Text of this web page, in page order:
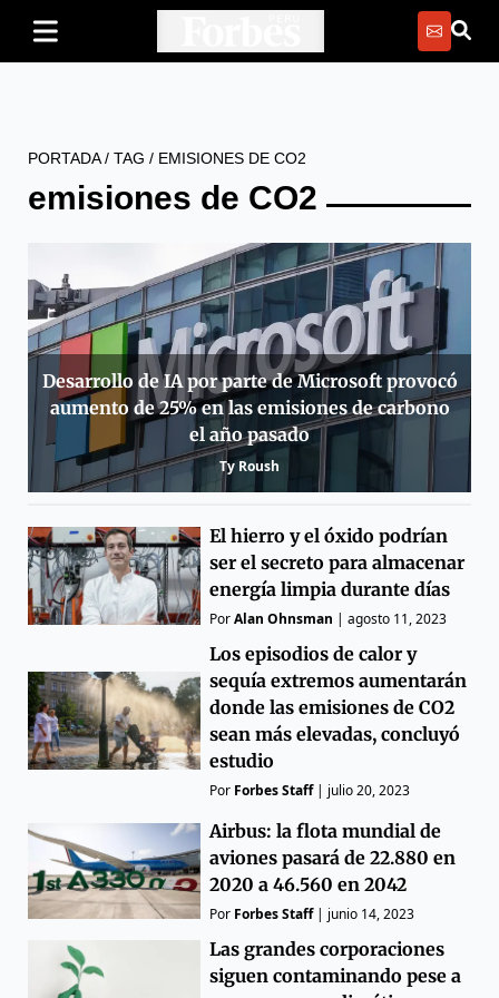
PORTADA/ TAG / EMISIONES DE CO2
emisiones de CO2
Desarrollo de IA por parte de Microsoft provocó
aumento de 25% en las emisiones de carbono
el año pasado
Ty Roush
El hierro y el óxido podrían
ser el secreto para almacenar
energía limpia durante días
PorAlan Ohnsman |agosto 11, 2023
Los episodios de calor y
sequía extremos aumentarán
donde las emisiones de CO2
sean más elevadas, concluyó
estudio
Por Forbes Staff| julio 20, 2023
Airbus: la flota mundial de
aviones pasará de 22.880 en
2020 a 46.560 en 2042
Por Forbes Staff| junio 14, 2023
Las grandes corporaciones
siguen contaminando pese a